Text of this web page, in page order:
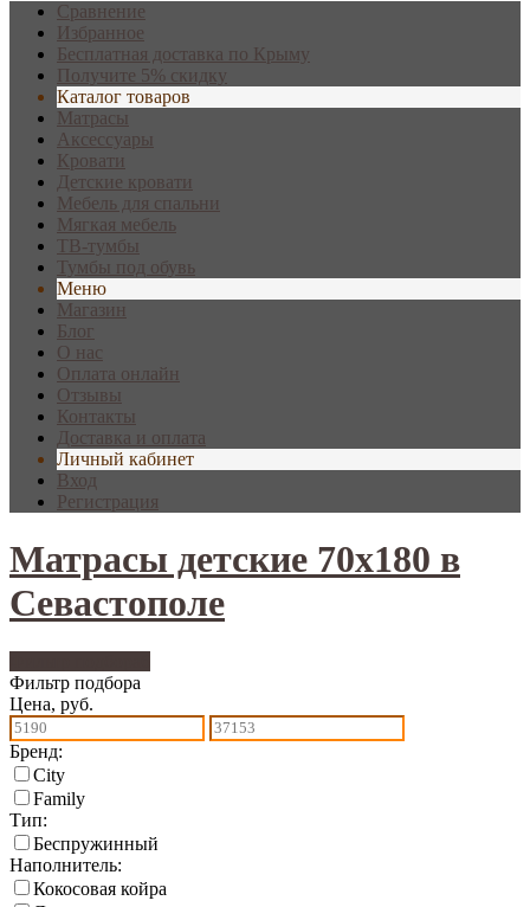
Сравнение
Избранное
Бесплатная доставка по Крыму
Получите 5% скидку
Каталог товаров
Матрасы
Аксессуары
Кровати
Детские кровати
Мебель для спальни
Мягкая мебель
ТВ-тумбы
Тумбы под обувь
Меню
Магазин
Блог
О нас
Оплата онлайн
Отзывы
Контакты
Доставка и оплата
Личный кабинет
Вход
Регистрация
Матрасы детские 70х180 в
Севастополе
Фильтр подбора
Цена, руб.
Бренд:
City
Family
Тип:
Беспружинный
Наполнитель:
Кокосовая койра